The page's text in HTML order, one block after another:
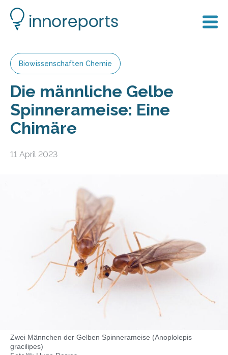
Biowissenschaften Chemie
Die männliche Gelbe
Spinnerameise: Eine
Chimäre
11 April 2023
Zwei Männchen der Gelben Spinnerameise (Anoplolepis
gracilipes)